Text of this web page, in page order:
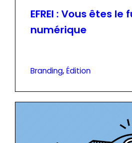
EFREI : Vous êtes le
numérique
Branding, Édition